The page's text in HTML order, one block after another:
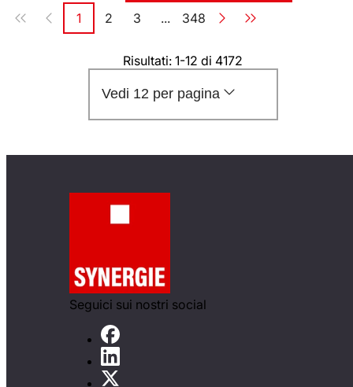
Paginazione
Pagina
1 Pagina
2 Pagina
3 ... Pagina
348
Risultati: 1-12 di 4172
Vedi 12 per pagina
Seguici sui nostri social